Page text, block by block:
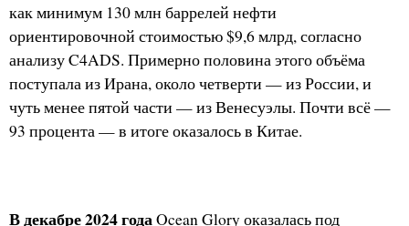
как минимум 130 млн баррелей нефти
ориентировочной стоимостью $9,6 млрд, согласно
анализу C4ADS. Примерно половина этого объёма
поступала из Ирана, около четверти — из России, и
чуть менее пятой части — из Венесуэлы. Почти всё —
93 процента — в итоге оказалось в Китае.
В декабре 2024 годаOcean Glory оказалась под